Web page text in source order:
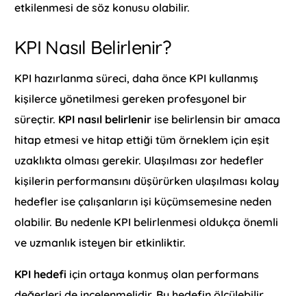
etkilenmesi de söz konusu olabilir.
KPI Nasıl Belirlenir?
KPI hazırlanma süreci, daha önce KPI kullanmış
kişilerce yönetilmesi gereken profesyonel bir
süreçtir. KPI nasıl belirlenir ise belirlensin bir amaca
hitap etmesi ve hitap ettiği tüm örneklem için eşit
uzaklıkta olması gerekir. Ulaşılması zor hedefler
kişilerin performansını düşürürken ulaşılması kolay
hedefler ise çalışanların işi küçümsemesine neden
olabilir. Bu nedenle KPI belirlenmesi oldukça önemli
ve uzmanlık isteyen bir etkinliktir.
KPI hedefi için ortaya konmuş olan performans